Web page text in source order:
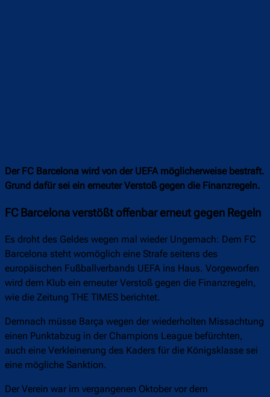
Der FC Barcelona wird von der UEFA möglicherweise bestraft.
Grund dafür sei ein erneuter Verstoß gegen die Finanzregeln.
FC Barcelona verstößt offenbar erneut gegen Regeln
Es droht des Geldes wegen mal wieder Ungemach: Dem FC
Barcelona steht womöglich eine Strafe seitens des
europäischen Fußballverbands UEFA ins Haus. Vorgeworfen
wird dem Klub ein erneuter Verstoß gegen die Finanzregeln,
wie die Zeitung THE TIMES berichtet.
Demnach müsse Barça wegen der wiederholten Missachtung
einen Punktabzug in der Champions League befürchten,
auch eine Verkleinerung des Kaders für die Königsklasse sei
eine mögliche Sanktion.
Der Verein war im vergangenen Oktober vor dem